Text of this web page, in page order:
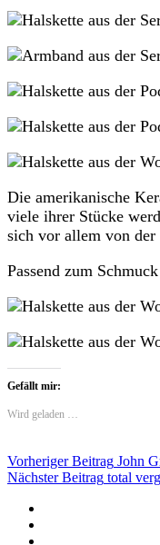
Die amerikanische
viele ihrer Stücke
sich vor allem von der
Passend zum
Gefällt mir:
Wird geladen …
Vorheriger Beitrag John
Nächster Beitrag total